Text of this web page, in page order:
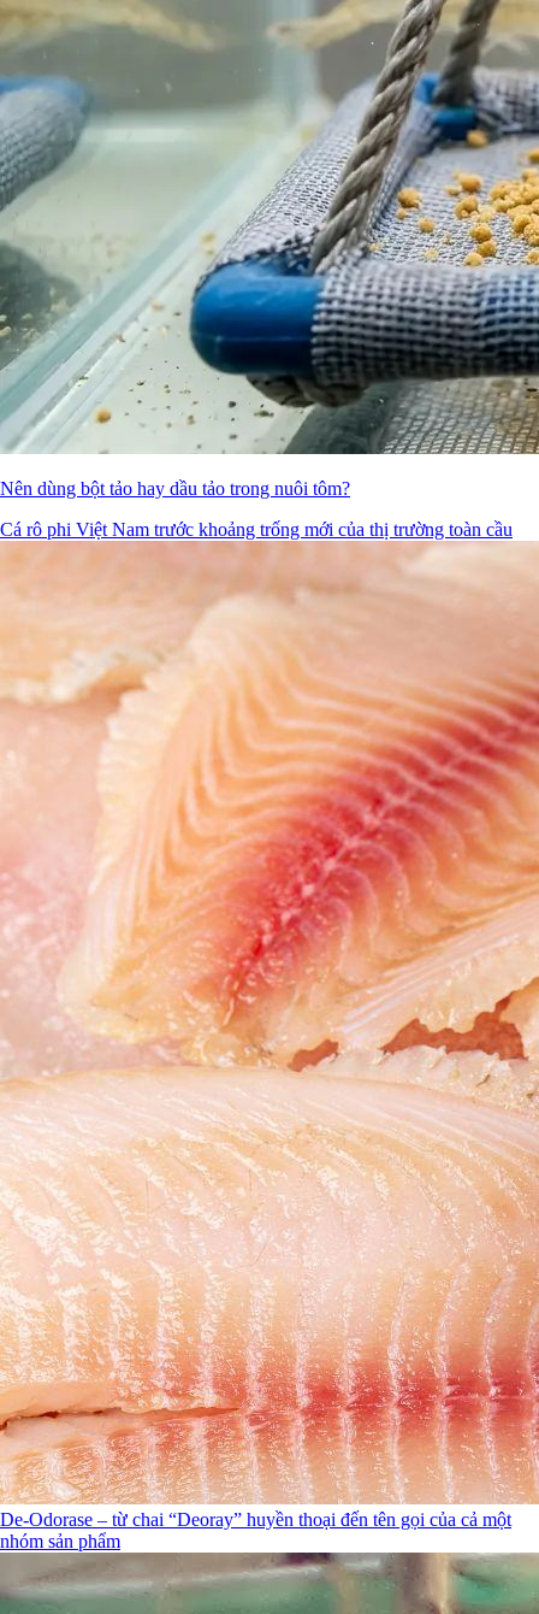
Nên dùng bột tảo hay dầu tảo trong nuôi tôm?
Cá rô phi Việt Nam trước khoảng trống mới của thị trường toàn cầu
De-Odorase – từ chai “Deoray” huyền thoại đến tên gọi của cả một
nhóm sản phẩm